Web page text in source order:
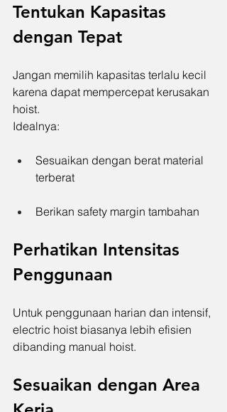
Tentukan Kapasitas
dengan Tepat
Jangan memilih kapasitas terlalu kecil
karena dapat mempercepat kerusakan
hoist.
Idealnya:
Sesuaikan dengan berat material
terberat
Berikan safety margin tambahan
Perhatikan Intensitas
Penggunaan
Untuk penggunaan harian dan intensif,
electric hoist biasanya lebih efisien
dibanding manual hoist.
Sesuaikan dengan Area